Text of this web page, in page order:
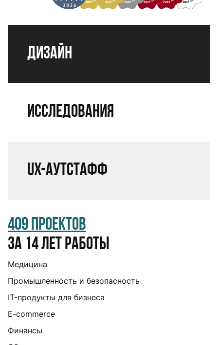
Дизайн
Исследования
UX-аутстафф
409 проектов
за 14 лет работы
Медицина
Промышленность и безопасность
IT-продукты для бизнеса
E-commerce
Финансы